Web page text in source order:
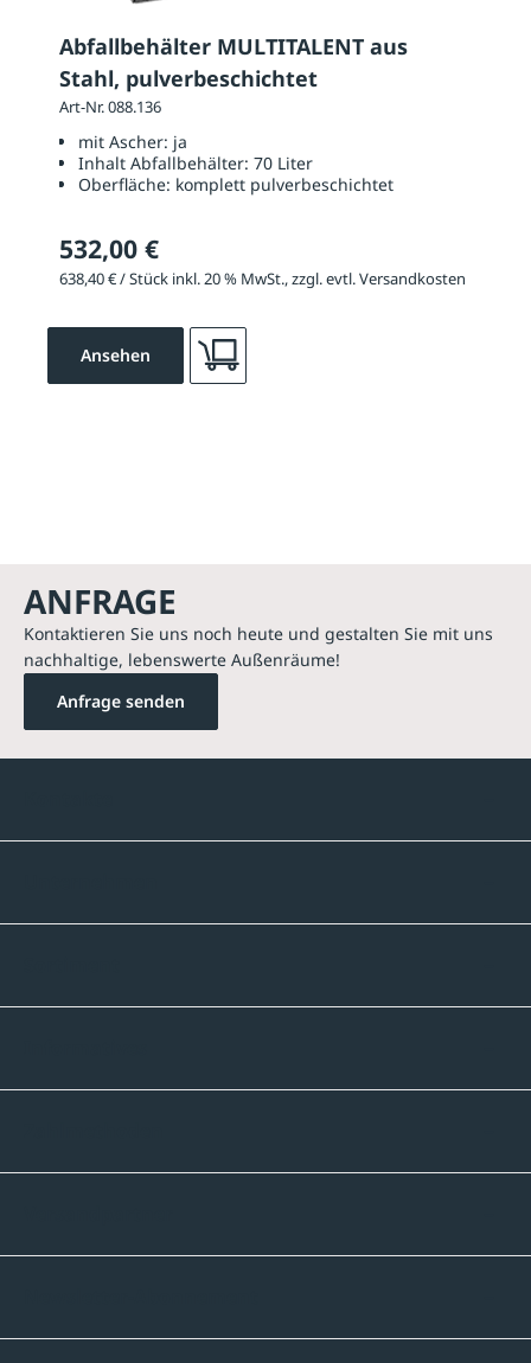
Abfallbehälter MULTITALENT aus
Stahl, pulverbeschichtet
Art-Nr. 088.136
mit Ascher: ja
Inhalt Abfallbehälter: 70 Liter
Oberfläche: komplett pulverbeschichtet
532,00 €
638,40 € / Stück inkl. 20 % MwSt., zzgl. evtl. Versandkosten
Ansehen
ANFRAGE
Kontaktieren Sie uns noch heute und gestalten Sie mit uns
nachhaltige, lebenswerte Außenräume!
Anfrage senden